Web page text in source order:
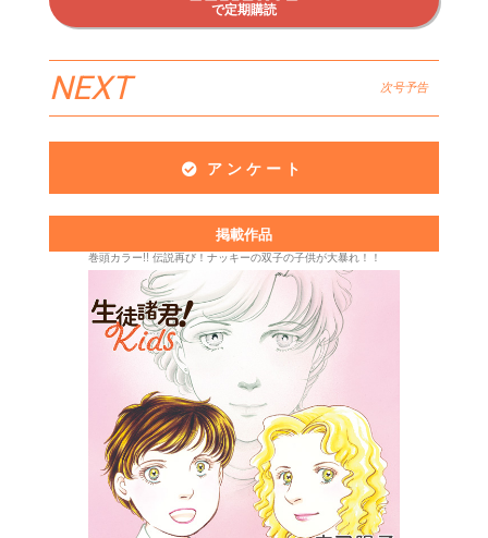
で定期購読
NEXT 次号予告
アンケート
掲載作品
巻頭カラー!! 伝説再び！ナッキーの双子の子供が大暴れ！！